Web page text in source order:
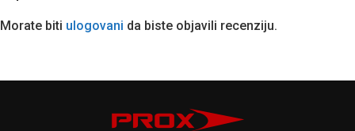
Morate biti ulogovani da biste objavili recenziju.